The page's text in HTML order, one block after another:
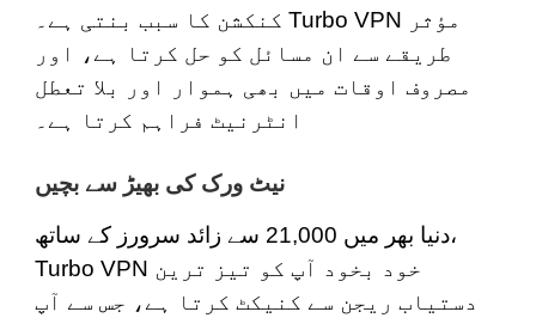
کنکشن کا سبب بنتی ہے۔ Turbo VPN مؤثر
طریقے سے ان مسائل کو حل کرتا ہے، اور
مصروف اوقات میں بھی ہموار اور بلا تعطل
انٹرنیٹ فراہم کرتا ہے۔
نیٹ ورک کی بھیڑ سے بچیں
دنیا بھر میں 21,000 سے زائد سرورز کے ساتھ،
Turbo VPN خود بخود آپ کو تیز ترین
دستیاب ریجن سے کنیکٹ کرتا ہے، جس سے آپ